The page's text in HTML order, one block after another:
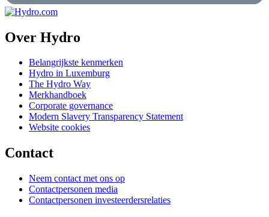
Over Hydro
Belangrijkste kenmerken
Hydro in Luxemburg
The Hydro Way
Merkhandboek
Corporate governance
Modern Slavery Transparency Statement
Website cookies
Contact
Neem contact met ons op
Contactpersonen media
Contactpersonen investeerdersrelaties